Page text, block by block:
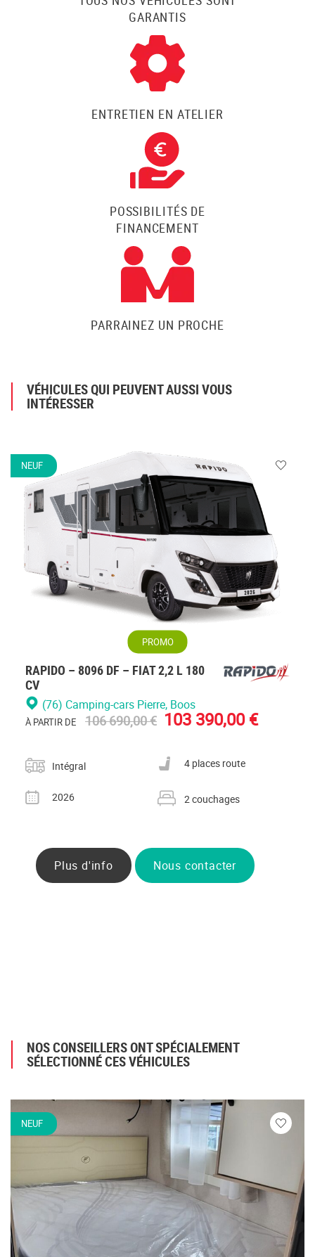
GARANTIS
ENTRETIEN EN ATELIER
POSSIBILITÉS DE
FINANCEMENT
PARRAINEZ UN PROCHE
VÉHICULES QUI PEUVENT AUSSI VOUS
INTÉRESSER
NEUF
PROMO
RAPIDO – 8096 DF – FIAT 2,2 L 180
CV
(76) Camping-cars Pierre, Boos
À PARTIR DE 106 690,00 € 103 390,00 €
Catégorie
Intégral
Nombre de places carte grise
4 places route
Année
2026
Nombre de couchages
2 couchages
Plus d'info Nous contacter
NOS CONSEILLERS ONT SPÉCIALEMENT
SÉLECTIONNÉ CES VÉHICULES
NEUF
Veuillez